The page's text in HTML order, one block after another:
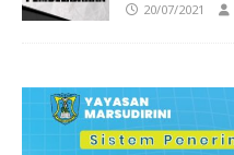
20/07/2021